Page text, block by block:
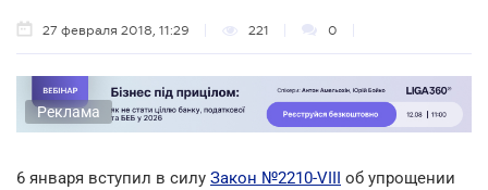
27 февраля 2018, 11:29 221 0
Реклама
6 января вступил в силу Закон №2210-VIII об упрощении